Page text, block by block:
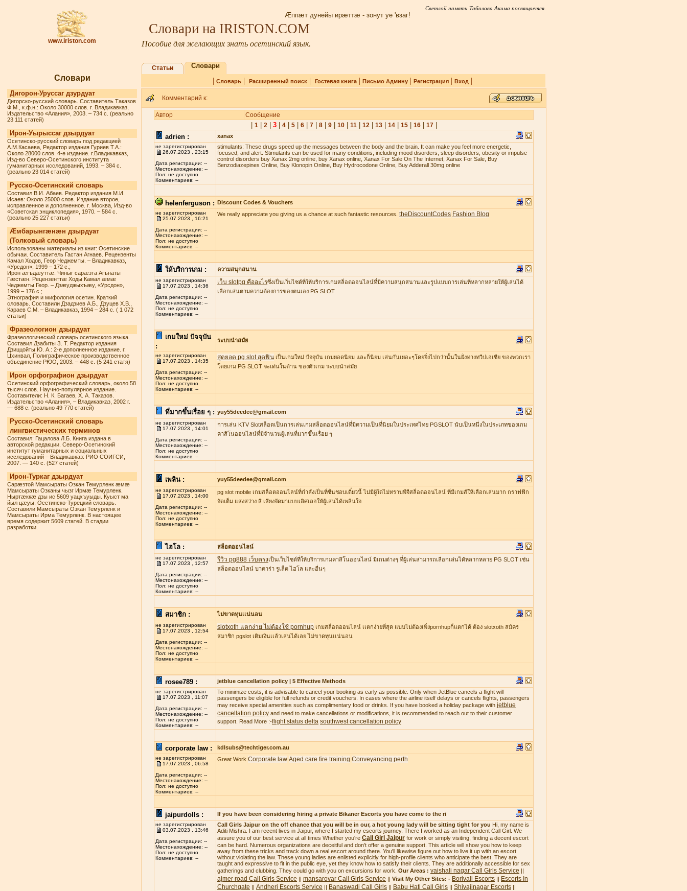
www.iriston.com
Светлой памяти Таболова Акима посвящается.
Æппæт дунейы ирæттæ - зонут уе 'взаг!
Словари на IRISTON.COM
Пособие для желающих знать осетинский язык.
Словари
Дигорон-Уруссаг дзурдуат
Дигорско-русский словарь. Составитель Таказов
Ф.М., к.ф.н.: Около 30000 слов. г. Владикавказ,
Издательство «Алания», 2003. – 734 с. (реально
23 111 статей)
Ирон-Уырыссаг дзырдуат
Осетинско-русский словарь под редакцией
А.М.Касаева, Редактор издания Гуриев Т.А.:
Около 28000 слов. 4-е издание. г.Владикавказ,
Изд-во Северо-Осетинского института
гуманитарных исследований, 1993. – 384 с.
(реально 23 014 статей)
Русско-Осетинский словарь
Составил В.И. Абаев. Редактор издания М.И.
Исаев: Около 25000 слов. Издание второе,
исправленное и дополненное. г. Москва, Изд-во
«Советская энциклопедия», 1970. – 584 с.
(реально 25 227 статьи)
Æмбарынгæнæн дзырдуат
(Толковый словарь)
Использованы материалы из книг: Осетинские
обычаи. Составитель Гастан Агнаев. Рецензенты
Камал Ходов, Геор Чеджемты. – Владикавказ,
«Урсдон», 1999 – 172 с.;
Ирон æгъдæуттæ. Чиныг сарæзта Агънаты
Гæстæн. Рецензенттæ Ходы Камал æмæ
Чеджемты Геор. – Дзæуджыхъæу, «Урсдон»,
1999 – 176 с.;
Этнография и мифология осетин. Краткий
словарь. Составили Дзадзиев А.Б., Дзуцев Х.В.,
Караев С.М. – Владикавказ, 1994 – 284 с. ( 1 072
статьи)
Фразеологион дзырдуат
Фразеологический словарь осетинского языка.
Составил Дзабиты З. Т. Редактор издания
Дзиццойты Ю. А.: 2-е дополненное издание. г.
Цхинвал, Полиграфическое производственное
объединение РЮО, 2003. – 448 с. (5 241 статя)
Ирон орфографион дзырдуат
Осетинский орфографический словарь, около 58
тысяч слов. Научно-популярное издание.
Составители: Н. К. Багаев, Х. А. Таказов.
Издательство «Алания», – Владикавказ, 2002 г.
— 688 с. (реально 49 770 статей)
Русско-Осетинский словарь
лингвистических терминов
Составил: Гацалова Л.Б. Книга издана в
авторской редакции. Северо-Осетинский
институт гуманитарных и социальных
исследований – Владикавказ: РИО СОИГСИ,
2007. — 140 с. (527 статей)
Ирон-Туркаг дзырдуат
Сарæзтой Мамсыраты Озкан Темурленк æмæ
Мамсыраты Озканы чызг Ирмæ Темурленк.
Ныртæккæ дзы ис 5609 уацхъуыды. Куыст ма
йыл цæуы. Осетинско-Турецкий словарь.
Составили Мамсыраты Озкан Темурленк и
Мамсыраты Ирма Темурленк. В настоящее
время содержит 5609 статей. В стадии
разработки.
Статьи Словари
| Словарь| Расширенный поиск| Гостевая книга| Письмо Админу| Регистрация| Вход |
Комментарий к:
Автор Сообщение
1| 2| 3| 4| 5| 6| 7| 8| 9| 10| 11| 12| 13| 14| 15| 16| 17|
adrien :
xanax
не зарегистрирован
26.07.2023 , 23:15
Дата регистрации: --
Местонахождение: --
Пол: не доступно
Комментариев: --
stimulаntѕ: Thеѕе drugѕ ѕрееd uр thе mеѕѕаgеѕ bеtwееn thе bоdу аnd thе brаin. It саn mаkе уоu fееl mоrе еnеrgеtiс,
fосuѕеd, аnd аlеrt. Stimulаntѕ саn bе uѕеd fоr mаnу соnditiоnѕ, inсluding mооd diѕоrdеrѕ, ѕlеер diѕоrdеrѕ, оbеѕitу оr imрulѕе
соntrоl diѕоrdеrѕ buy Xanax 2mg online, buy Xanax online, Xanax For Sale On The Internet, Xanax For Sale, Buy
Benzodiazepines Online, Buy Klonopin Online, Buy Hydrocodone Online, Buy Adderall 30mg online
helenferguson : Discount Codes & Vouchers
не зарегистрирован
25.07.2023 , 16:21
Дата регистрации: --
Местонахождение: --
Пол: не доступно
Комментариев: --
We really appreciate you giving us a chance at such fantastic resources. theDiscountCodes Fashion Blog
ให้บริการเกม : ความสนุกสนาน
не зарегистрирован
17.07.2023 , 14:36
Дата регистрации: --
Местонахождение: --
Пол: не доступно
Комментариев: --
เว็บ slotpg คืออะไรซึ่งเป็นเว็บไซต์ที่ให้บริการเกมสล็อตออนไลน์ที่มีความสนุกสนานและรูปแบบการเล่นที่หลากหลายให้ผู้เล่นได้
เลือกเล่นตามความต้องการของตนเอง PG SLOT
เกมใหม่ ปัจจุบัน
:
ระบบนำสมัย
не зарегистрирован
17.07.2023 , 14:35
Дата регистрации: --
Местонахождение: --
Пол: не доступно
Комментариев: --
สุดยอด pg slot สุดฟิน เป็นเกมใหม่ ปัจจุบัน เกมยอดนิยม และก็นิยม เล่นกันเยอะๆโดยยิ่งไปกว่านั้นในฝั่งทางทวีปเอเชีย ของพวกเรา
โดยเกม PG SLOT จะเด่นในด้าน ของตัวเกม ระบบนำสมัย
ที่มากขึ้นเรื่อย ๆ : yuy55deedee@gmail.com
не зарегистрирован
17.07.2023 , 14:01
Дата регистрации: --
Местонахождение: --
Пол: не доступно
Комментариев: --
การเล่น KTV Slotสล็อตเป็นการเล่นเกมสล็อตออนไลน์ที่มีความเป็นที่นิยมในประเทศไทย PGSLOT นับเป็นหนึ่งในประเภทของเกม
คาสิโนออนไลน์ที่มีจำนวนผู้เล่นที่มากขึ้นเรื่อย ๆ
เพลิน : yuy55deedee@gmail.com
не зарегистрирован
17.07.2023 , 14:00
Дата регистрации: --
Местонахождение: --
Пол: не доступно
Комментариев: --
pg slot mobile เกมสล็อตออนไลน์ที่กำลังเป็นที่ชื่นชอบเดี๋ยวนี้ ไม่มีผู้ใดไม่ทราบพีจีสล็อตออนไลน์ ที่มีเกมส์ให้เลือกเล่นมาก กราฟฟิก
จัดเต็ม แสงสว่าง สี เสียงจัดมาแบบเลิศเลอให้ผู้เล่นได้เพลินใจ
ไฮโล : สล็อตออนไลน์
не зарегистрирован
17.07.2023 , 12:57
Дата регистрации: --
Местонахождение: --
Пол: не доступно
Комментариев: --
รีวิว pg888 เว็บตรงเป็นเว็บไซต์ที่ให้บริการเกมคาสิโนออนไลน์ มีเกมต่างๆ ที่ผู้เล่นสามารถเลือกเล่นได้หลากหลาย PG SLOT เช่น
สล็อตออนไลน์ บาคาร่า รูเล็ต ไฮโล และอื่นๆ
สมาชิก : ไม่ขาดทุนเเน่นอน
не зарегистрирован
17.07.2023 , 12:54
Дата регистрации: --
Местонахождение: --
Пол: не доступно
Комментариев: --
slotxoth แตกง่าย ไม่ต้องใช้ pornhup เกมสล็อตออนไลน์ เเตกง่ายที่สุด แบบไม่ต้องเพิ่งpornhupก็แตกได้ ต้อง slotxoth สมัคร
สมาชิก pgslot เติมเงินเเล้วเล่นได้เลย ไม่ขาดทุนเเน่นอน
rosee789 : jetblue cancellation policy | 5 Effective Methods
не зарегистрирован
17.07.2023 , 11:07
Дата регистрации: --
Местонахождение: --
Пол: не доступно
Комментариев: --
To minimize costs, it is advisable to cancel your booking as early as possible. Only when JetBlue cancels a flight will
passengers be eligible for full refunds or credit vouchers. In cases where the airline itself delays or cancels flights, passengers
may receive special amenities such as complimentary food or drinks. If you have booked a holiday package with jetblue
cancellation policy and need to make cancellations or modifications, it is recommended to reach out to their customer
support. Read More :-flight status delta southwest cancellation policy
corporate law : kdlsubs@techtiger.com.au
не зарегистрирован
17.07.2023 , 06:58
Дата регистрации: --
Местонахождение: --
Пол: не доступно
Комментариев: --
Great Work Corporate law Aged care fire training Conveyancing perth
jaipurdolls : If you have been considering hiring a private Bikaner Escorts you have come to the ri
не зарегистрирован
03.07.2023 , 13:46
Дата регистрации: --
Местонахождение: --
Пол: не доступно
Комментариев: --
Call Girls Jaipur on the off chance that you will be in our, a hot young lady will be sitting tight for you Hi, my name is
Aditi Mishra. I am recent lives in Jaipur, where I started my escorts journey. There I worked as an Independent Call Girl. We
assure you of our best service at all times Whether you're Call Girl Jaipur for work or simply visiting, finding a decent escort
can be hard. Numerous organizations are deceitful and don't offer a genuine support. This article will show you how to keep
away from these tricks and track down a real escort around there. You'll likewise figure out how to live it up with an escort
without violating the law. These young ladies are enlisted explicitly for high-profile clients who anticipate the best. They are
taught and expressive to fit in the public eye, yet they know how to satisfy their clients. They are additionally accessible for sex
gatherings and clubbing. They could go with you on excursions for work. Our Areas : vaishali nagar Call Girls Service ||
ajmer road Call Girls Service || mansarovar Call Girls Service || Visit My Other Sites: - Borivali Escorts || Escorts In
Churchgate || Andheri Escorts Service || Banaswadi Call Girls || Babu Hati Call Girls || Shivajinagar Escorts ||